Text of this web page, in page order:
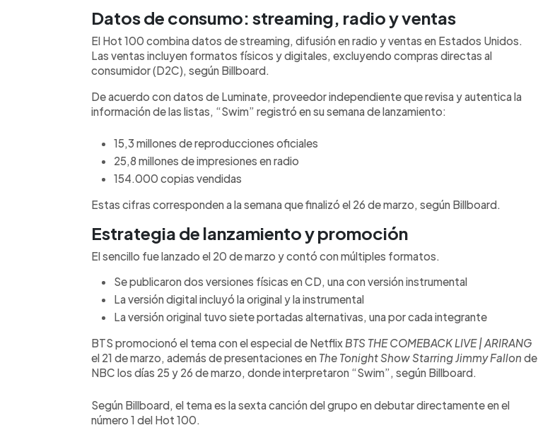
Datos de consumo: streaming, radio y ventas
El Hot 100 combina datos de streaming, difusión en radio y ventas en Estados Unidos.
Las ventas incluyen formatos físicos y digitales, excluyendo compras directas al
consumidor (D2C), según Billboard.
De acuerdo con datos de Luminate, proveedor independiente que revisa y autentica la
información de las listas, “Swim” registró en su semana de lanzamiento:
15,3 millones de reproducciones oficiales
25,8 millones de impresiones en radio
154.000 copias vendidas
Estas cifras corresponden a la semana que finalizó el 26 de marzo, según Billboard.
Estrategia de lanzamiento y promoción
El sencillo fue lanzado el 20 de marzo y contó con múltiples formatos.
Se publicaron dos versiones físicas en CD, una con versión instrumental
La versión digital incluyó la original y la instrumental
La versión original tuvo siete portadas alternativas, una por cada integrante
BTS promocionó el tema con el especial de Netflix BTS THE COMEBACK LIVE | ARIRANG
el 21 de marzo, además de presentaciones en The Tonight Show Starring Jimmy Fallon de
NBC los días 25 y 26 de marzo, donde interpretaron “Swim”, según Billboard.
Según Billboard, el tema es la sexta canción del grupo en debutar directamente en el
número 1 del Hot 100.